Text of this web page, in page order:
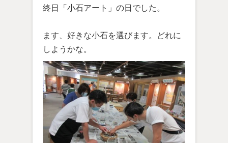
終日「小石アート」の日でした。
ます、好きな小石を選びます。どれに
しようかな。